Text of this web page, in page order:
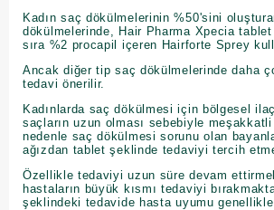
Kadın saç dökülmelerinin %50'sini
dökülmelerinde, Hair Pharma Xpecia tablet
sıra %2 procapil içeren Hairforte Sprey
Ancak diğer tip saç dökülmelerinde daha
tedavi önerilir.
Kadınlarda saç dökülmesi için bölgesel ilaç
saçların uzun olması sebebiyle
nedenle saç dökülmesi sorunu olan
ağızdan tablet şeklinde tedaviyi tercih
Özellikle tedaviyi uzun süre devam
hastaların büyük kısmı tedaviyi
şeklindeki tedavide hasta uyumu